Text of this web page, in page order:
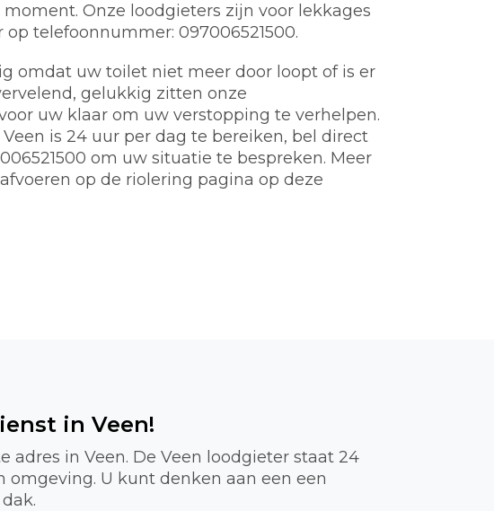
Onze loodgieters zijn voor lekkages
telefoonnummer: 097006521500.
omdat uw toilet niet meer door loopt of is er
gelukkig zitten onze
uw klaar om uw verstopping te verhelpen.
is 24 uur per dag te bereiken, bel direct
om uw situatie te bespreken. Meer
op de riolering pagina op deze
in Veen!
in Veen. De Veen loodgieter staat 24
U kunt denken aan een een